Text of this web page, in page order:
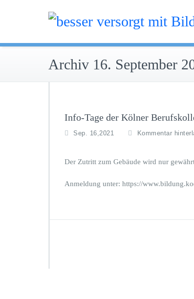
besser
Archiv 16. September
Info-Tage der Kölner
Sep. 16,2021 Kommentar
Der Zutritt zum Gebäude wird nur
Anmeldung unter: https://